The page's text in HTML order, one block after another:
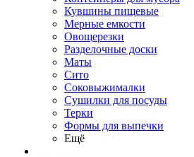
Кувшины пищевые
Мерные емкости
Овощерезки
Разделочные доски
Маты
Сито
Соковыжималки
Сушилки для посуды
Терки
Формы для выпечки
Ещё